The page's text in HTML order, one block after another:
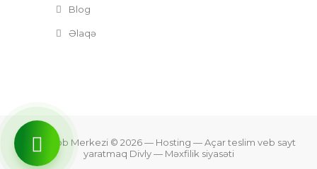
Blog
Əlaqə
Zefer Tibb Merkezi © 2026— Hosting —Açar teslim veb sayt
yaratmaq Divly— Məxfilik siyasəti